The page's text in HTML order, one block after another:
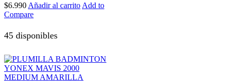
$6.990 Añadir al carrito Add to
Compare
45 disponibles